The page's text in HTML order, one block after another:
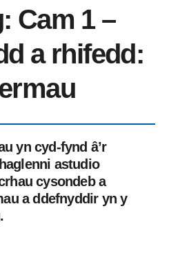
Cam 1 –
a rhifedd:
yn cyd-fynd â’r
astudio
cysondeb a
a ddefnyddir yn y